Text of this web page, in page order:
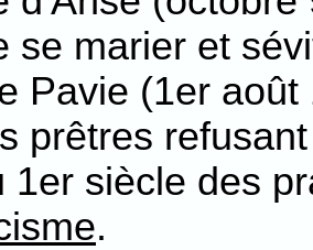
se marier et
Pavie (1er
prêtres
1er siècle des
.